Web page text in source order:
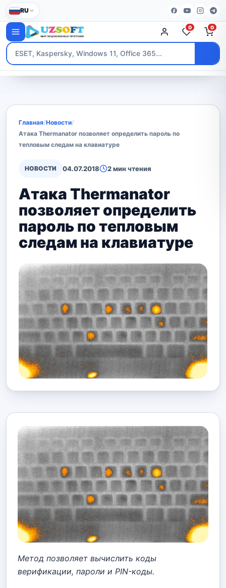
RU
0 0
Главная/Новости/
Атака Thermanator позволяет определить пароль по
тепловым следам на клавиатуре
НОВОСТИ 04.07.2018 2 мин чтения
Атака Thermanator
позволяет определить
пароль по тепловым
следам на клавиатуре
Метод позволяет вычислить коды
верификации, пароли и PIN-коды.